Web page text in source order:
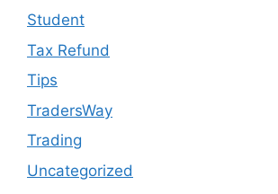
Student
Tax Refund
Tips
TradersWay
Trading
Uncategorized